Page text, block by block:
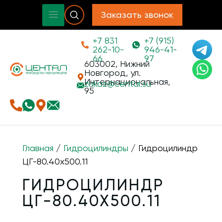
Заказать звонок
+7 831
262-10-
66
+7 (915)
946-41-
97
603002, Нижний
Новгород, ул.
Интернациональная,
95
zakaz@cental.su
Главная / Гидроцилиндры / Гидроцилиндр
ЦГ-80.40х500.11
ГИДРОЦИЛИНДР
ЦГ-80.40Х500.11